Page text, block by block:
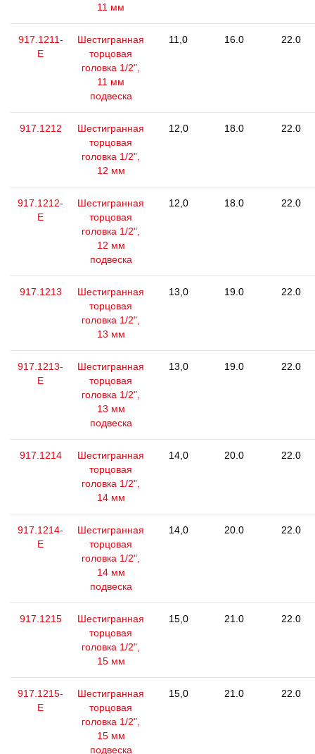
11 мм
917.1211-
E
Шестигранная
торцовая
головка 1/2",
11 мм
подвеска
11,0 16.0 22.0
917.1212
Шестигранная
торцовая
головка 1/2",
12 мм
12,0 18.0 22.0
917.1212-
E
Шестигранная
торцовая
головка 1/2",
12 мм
подвеска
12,0 18.0 22.0
917.1213
Шестигранная
торцовая
головка 1/2",
13 мм
13,0 19.0 22.0
917.1213-
E
Шестигранная
торцовая
головка 1/2",
13 мм
подвеска
13,0 19.0 22.0
917.1214
Шестигранная
торцовая
головка 1/2",
14 мм
14,0 20.0 22.0
917.1214-
E
Шестигранная
торцовая
головка 1/2",
14 мм
подвеска
14,0 20.0 22.0
917.1215
Шестигранная
торцовая
головка 1/2",
15 мм
15,0 21.0 22.0
917.1215-
E
Шестигранная
торцовая
головка 1/2",
15 мм
подвеска
15,0 21.0 22.0